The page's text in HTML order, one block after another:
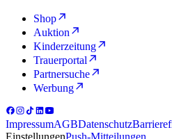
Shop
Auktion
Kinderzeitung
Trauerportal
Partnersuche
Werbung
ImpressumAGBDatenschutz
EinstellungenPush-Mitteilungen